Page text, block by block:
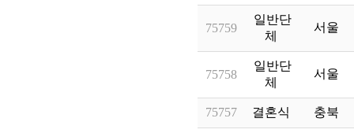
75759
일반단
체
서울
75758
일반단
체
서울
75757 결혼식 충북